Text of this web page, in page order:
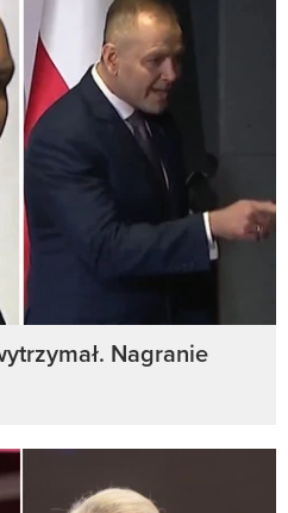
Nagranie